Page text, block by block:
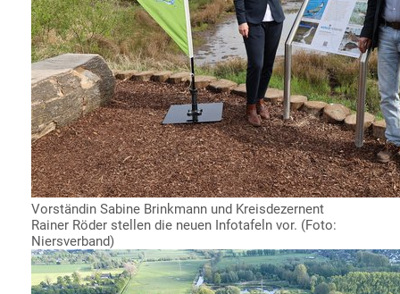
Vorständin Sabine Brinkmann und Kreisdezernent
Rainer Röder stellen die neuen Infotafeln vor. (Foto:
Niersverband)